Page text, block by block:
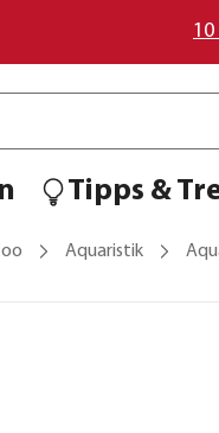
Tipps &
Aquaristik